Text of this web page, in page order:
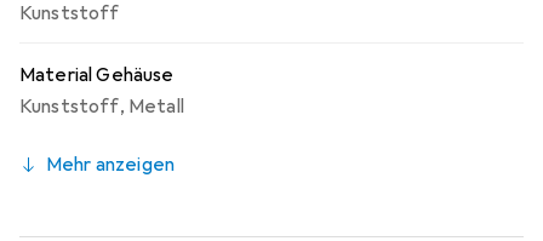
Kunststoff
Material Gehäuse
Kunststoff, Metall
Mehr anzeigen